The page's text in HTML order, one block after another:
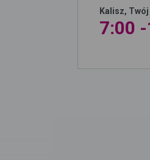
Kalisz,
7:00 -